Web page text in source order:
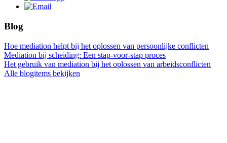
Blog
Hoe mediation helpt bij het oplossen van persoonlijke conflicten
Mediation bij scheiding: Een stap-voor-stap proces
Het gebruik van mediation bij het oplossen van arbeidsconflicten
Alle blogitems bekijken